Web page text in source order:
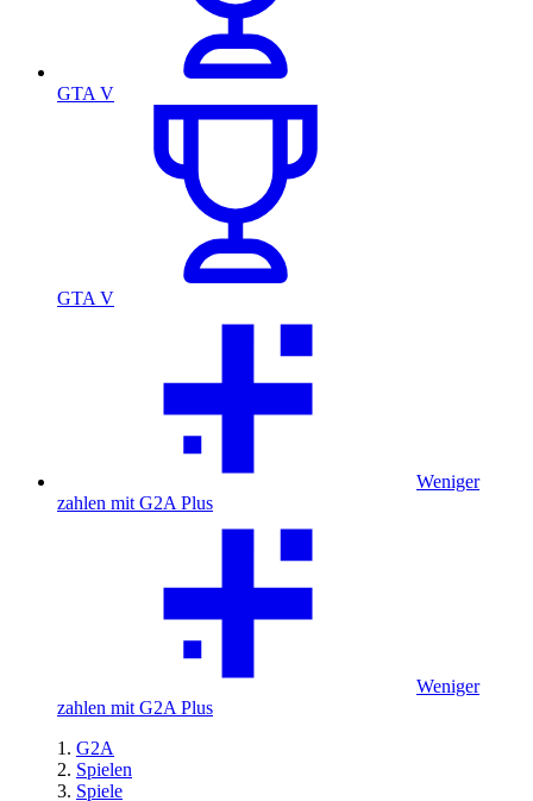
GTA V
GTA V
Weniger
zahlen mit G2A Plus
Weniger
zahlen mit G2A Plus
G2A
Spielen
Spiele